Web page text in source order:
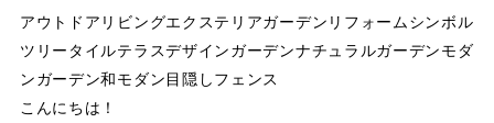
アウトドアリビングエクステリアガーデンリフォーム シンボル
ツリー タイルテラスデザインガーデンナチュラルガーデン モダ
ンガーデン和モダン 目隠しフェンス
こんにちは！